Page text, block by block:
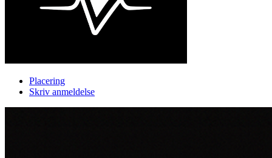
Placering
Skriv anmeldelse